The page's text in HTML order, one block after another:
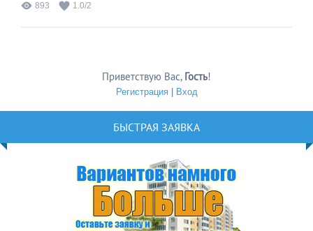
893
1.0/2
Приветствую Вас, Гость!
Регистрация| Вход
БЫСТРАЯ ЗАЯВКА